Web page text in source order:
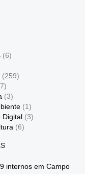
(6)
(259)
(3)
(1)
(3)
(6)
internos em Campo